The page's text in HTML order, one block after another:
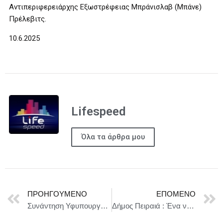
Αντιπεριφερειάρχης Εξωστρέφειας Μπράνισλαβ (Μπάνε)
Πρέλεβιτς.
10.6.2025
Lifespeed
Όλα τα άρθρα μου
ΠΡΟΗΓΟΎΜΕΝΟ
Συνάντηση Υφυπουργών Αγροτική Ανάπτυξης Χρ. Κέλλα και Ναυτιλίας Στεφ. Γκίκα στην Κέρκυρα με εκπροσώπους του Πανελλήνιου Δικτύου Παράκτιων Αλιευτικών Συλλόγων
ΕΠΌΜΕΝΟ
Δήμος Πειραιά : Ένα νέο ηλεκτρικό απορριμματοφόρο παρέλαβε ο Δήμος Πειραιά από την Περιφέρεια Αττικής και τον ΕΔΣΝΑ